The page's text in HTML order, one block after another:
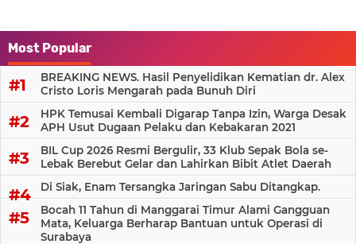
Most Popular
BREAKING NEWS. Hasil Penyelidikan Kematian dr. Alex
Cristo Loris Mengarah pada Bunuh Diri
HPK Temusai Kembali Digarap Tanpa Izin, Warga Desak
APH Usut Dugaan Pelaku dan Kebakaran 2021
BIL Cup 2026 Resmi Bergulir, 33 Klub Sepak Bola se-
Lebak Berebut Gelar dan Lahirkan Bibit Atlet Daerah
Di Siak, Enam Tersangka Jaringan Sabu Ditangkap.
Bocah 11 Tahun di Manggarai Timur Alami Gangguan
Mata, Keluarga Berharap Bantuan untuk Operasi di
Surabaya